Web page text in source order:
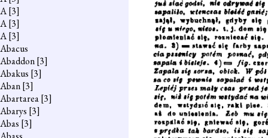
A[3]
A[3]
A[3]
Abacus
Abaddon[3]
Abakus [3]
Aban[3]
Abartarea[3]
Abarys [3]
Abas [3]